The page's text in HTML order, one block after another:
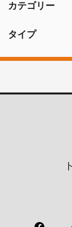
カテゴリー
タイプ